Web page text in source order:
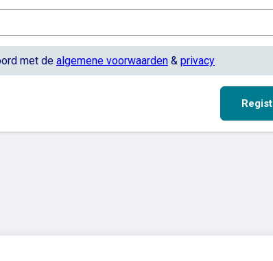
met de algemene voorwaarden & privacy